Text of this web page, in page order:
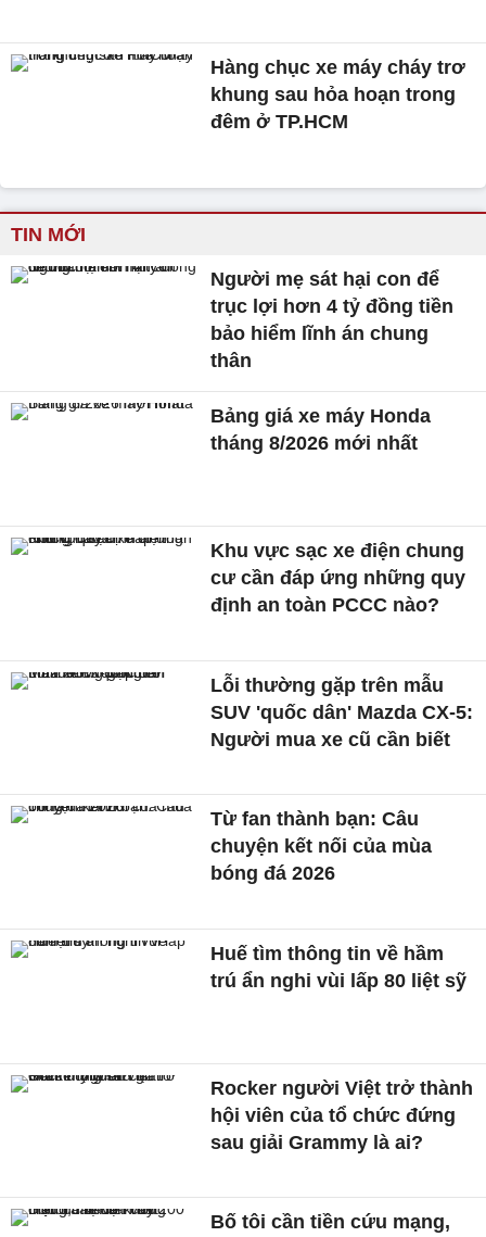
Hàng chục xe máy cháy trơ
khung sau hỏa hoạn trong
đêm ở TP.HCM
TIN MỚI
Người mẹ sát hại con để
trục lợi hơn 4 tỷ đồng tiền
bảo hiểm lĩnh án chung
thân
Bảng giá xe máy Honda
tháng 8/2026 mới nhất
Khu vực sạc xe điện chung
cư cần đáp ứng những quy
định an toàn PCCC nào?
Lỗi thường gặp trên mẫu
SUV 'quốc dân' Mazda CX-5:
Người mua xe cũ cần biết
Từ fan thành bạn: Câu
chuyện kết nối của mùa
bóng đá 2026
Huế tìm thông tin về hầm
trú ẩn nghi vùi lấp 80 liệt sỹ
Rocker người Việt trở thành
hội viên của tổ chức đứng
sau giải Grammy là ai?
Bố tôi cần tiền cứu mạng,